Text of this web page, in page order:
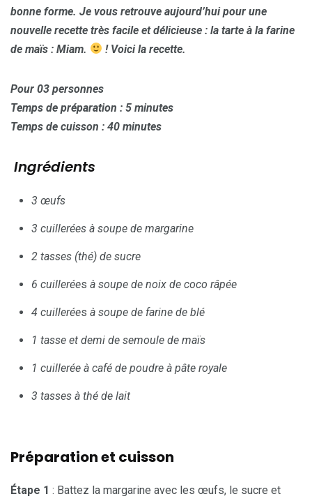
bonne forme. Je vous retrouve aujourd’hui pour une
nouvelle recette très facile et délicieuse : la tarte à la farine
de maïs : Miam.
! Voici la recette.
Pour 03 personnes
Temps de préparation : 5 minutes
Temps de cuisson : 40 minutes
Ingrédients
3 œufs
3 cuillerées à soupe de margarine
2 tasses (thé) de sucre
6 cuillerées à soupe de noix de coco râpée
4 cuillerées à soupe de farine de blé
1 tasse et demi de semoule de maïs
1 cuillerée à café de poudre à pâte royale
3 tasses à thé de lait
Préparation et cuisson
Étape 1 : Battez la margarine avec les œufs, le sucre et